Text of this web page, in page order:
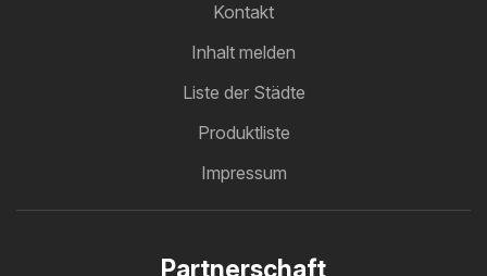
Kontakt
Inhalt melden
Liste der Städte
Produktliste
Impressum
Partnerschaft